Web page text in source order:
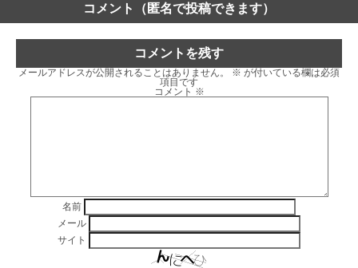
コメント（匿名で投稿できます）
コメントを残す
メールアドレスが公開されることはありません。 ※ が付いている欄は必須
項目です
コメント ※
名前
メール
サイト